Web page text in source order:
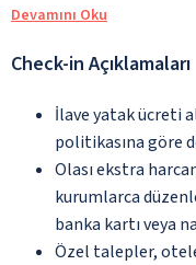
Devamını Oku
Check-in Açıklamaları
İlave yatak ücreti
politikasına göre
Olası ekstra
kurumlarca
banka kartı veya
Özel talepler,